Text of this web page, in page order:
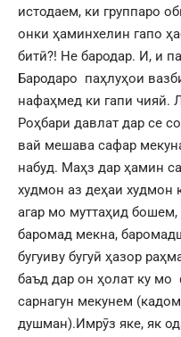
истодаем, ки группаро
онки ҳаминхелин гапо
битӣ?! Не бародар. И, и
Бародаро паҳлуҳои
нафаҳмед ки гапи чияй.
Роҳбари давлат дар се
вай мешава сафар
набуд. Маҳз дар ҳамин
худмон аз деҳаи худмон
агар мо муттаҳид
баромад мекна,
бугуиву бугуӣ ҳазор
баъд дар он ҳолат ку
сарнагун мекунем
душман).Имрӯз яке, як